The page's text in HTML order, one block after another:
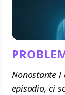
Nonostante i
episodio, ci